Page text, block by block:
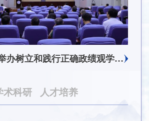
东北大学举办树立和践行正确政绩观学习教育培训班
术科研 人才培养